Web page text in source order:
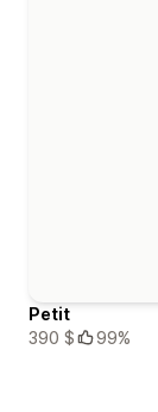
Petit
390 $
99%